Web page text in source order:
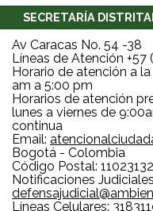
SECRETARÍA
Av Caracas No. 54 -38
Líneas de Atención +57
Horario de atención a
am a 5:00 pm
Horarios de atención
lunes a viernes de
continua
Email:
Bogotá - Colombia
Código Postal:
Notificaciones
Líneas Celulares: